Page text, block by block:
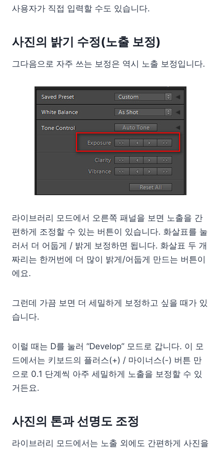
사용자가 직접 입력할 수도 있습니다.
사진의 밝기 수정(노출 보정)
그다음으로 자주 쓰는 보정은 역시 노출 보정입니다.
라이브러리 모드에서 오른쪽 패널을 보면 노출을 간
편하게 조정할 수 있는 버튼이 있습니다. 화살표를 눌
러서 더 어둡게 / 밝게 보정하면 됩니다. 화살표 두 개
짜리는 한꺼번에 더 많이 밝게/어둡게 만드는 버튼이
에요.
그런데 가끔 보면 더 세밀하게 보정하고 싶을 때가 있
습니다.
이럴 때는 D를 눌러 “Develop” 모드로 갑니다. 이 모
드에서는 키보드의 플러스(+) / 마이너스(-) 버튼 만
으로 0.1 단계씩 아주 세밀하게 노출을 보정할 수 있
거든요.
사진의 톤과 선명도 조정
라이브러리 모드에서는 노출 외에도 간편하게 사진을